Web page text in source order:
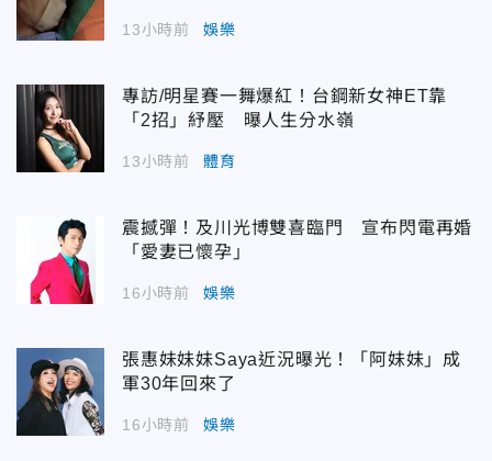
13小時前 娛樂
專訪/明星賽一舞爆紅！台鋼新女神ET靠
「2招」紓壓 曝人生分水嶺
13小時前 體育
震撼彈！及川光博雙喜臨門 宣布閃電再婚
「愛妻已懷孕」
16小時前 娛樂
張惠妹妹妹Saya近況曝光！「阿妹妹」成
軍30年回來了
16小時前 娛樂